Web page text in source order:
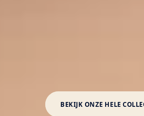
BEKIJK ONZE HELE